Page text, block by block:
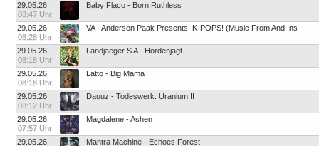
29.05.26
08:47 Uhr
Baby Flaco - Born Ruthless
29.05.26
08:28 Uhr
VA - Anderson Paak Presents: K-POPS! (Music From And Ins
29.05.26
08:18 Uhr
Landjaeger S A - Hordenjagt
29.05.26
08:18 Uhr
Latto - Big Mama
29.05.26
08:12 Uhr
Dauuz - Todeswerk: Uranium II
29.05.26
07:57 Uhr
Magdalene - Ashen
29.05.26
Mantra Machine - Echoes Forest